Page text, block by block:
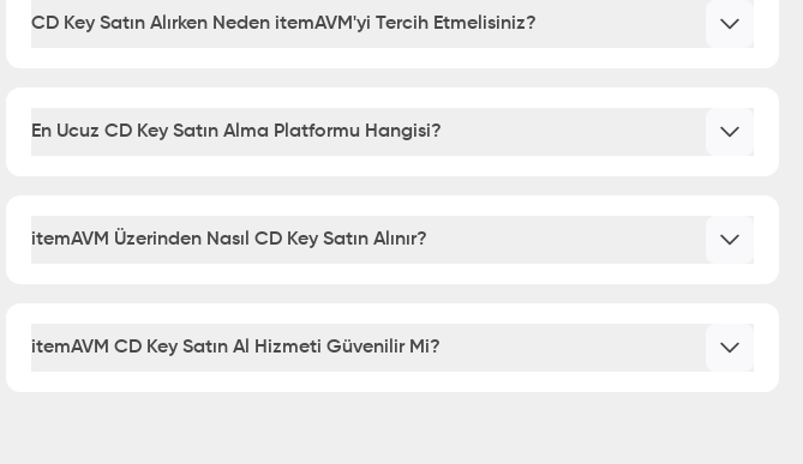
CD Key Satın Alırken Neden itemAVM'yi Tercih Etmelisiniz?
En Ucuz CD Key Satın Alma Platformu Hangisi?
itemAVM Üzerinden Nasıl CD Key Satın Alınır?
itemAVM CD Key Satın Al Hizmeti Güvenilir Mi?